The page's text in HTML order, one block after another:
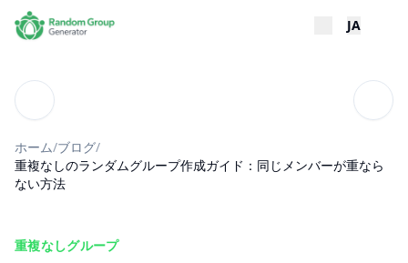
JA
ブログ 目次
ホーム/ブログ/
重複なしのランダムグループ作成ガイド：同じメンバーが重なら
ない方法
重複なしグループ